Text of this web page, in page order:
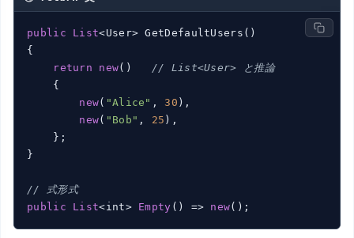
public List<User> GetDefaultUsers()
{
return
new() // List<User> と推論
    {
new( "Alice" , 30 ),
new( "Bob" , 25 ),
    };
}
// 式形式
public
List<int> Empty () => new